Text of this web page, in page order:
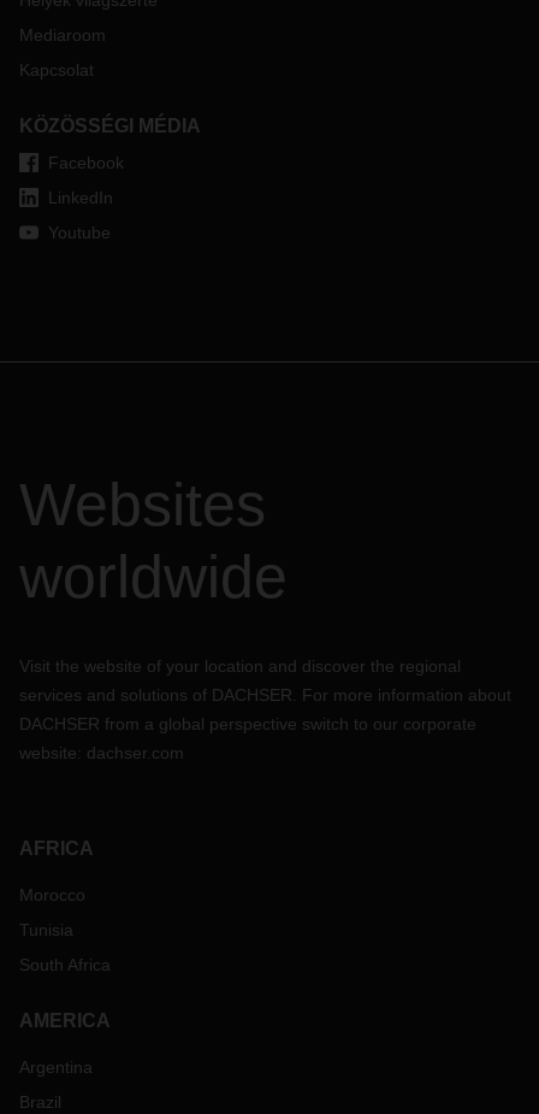
rendelkezésre:
☎️ +36 26 532 100
📩service.pilisvorosvar@dachser.com
Köszönjük együttműködésüket!
Mediaroom
Kapcsolat
KÖZÖSSÉGI MÉDIA
Facebook
LinkedIn
Youtube
Websites
worldwide
Visit the website of your location and discover the regional
services and solutions of DACHSER. For more information about
DACHSER from a global perspective switch to our corporate
website: dachser.com
AFRICA
Morocco
Tunisia
South Africa
AMERICA
Argentina
Brazil